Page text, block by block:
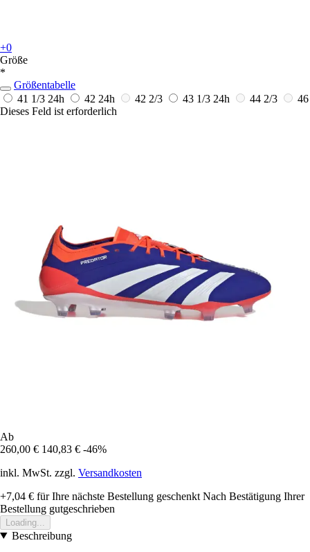
+0
Größe
*
Größentabelle
41 1/3 24h 42 24h 42 2/3 43 1/3 24h 44 2/3
46
Dieses Feld ist erforderlich
Ab
260,00 € 140,83 € -46%
inkl. MwSt. zzgl. Versandkosten
+7,04 € für Ihre nächste Bestellung geschenkt Nach Bestätigung Ihrer
Bestellung gutgeschrieben
Loading...
Beschreibung